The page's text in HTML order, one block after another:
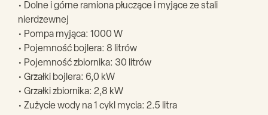
• Dolne i górne ramiona płuczące i myjące ze stali
nierdzewnej
• Pompa myjąca: 1000 W
• Pojemność bojlera: 8 litrów
• Pojemność zbiornika: 30 litrów
• Grzałki bojlera: 6,0 kW
• Grzałki zbiornika: 2,8 kW
• Zużycie wody na 1 cykl mycia: 2.5 litra